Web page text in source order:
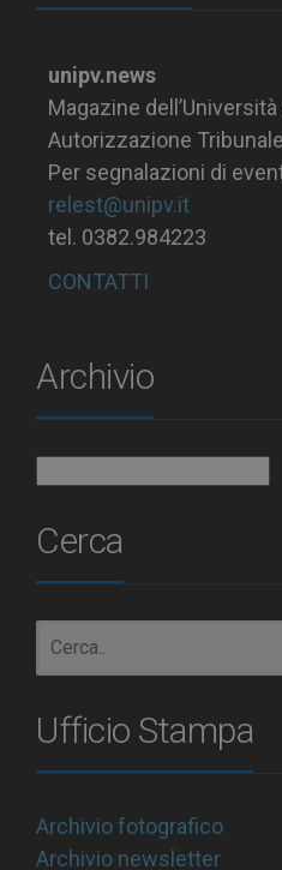
unipv.news
Magazine
Autorizzazione
Per segnalazioni di
relest@unipv.it
tel. 0382.984223
CONTATTI
Archivio
Cerca
Ufficio Stampa
Archivio fotografico
Archivio newsletter